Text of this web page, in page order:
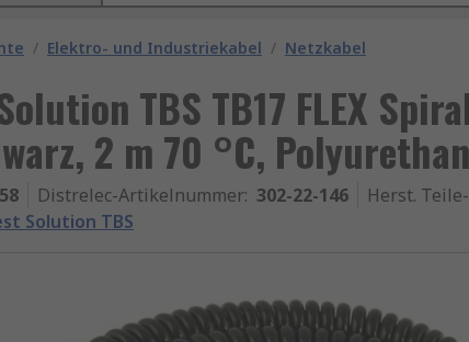
/ Elektro- und Industriekabel / Netzkabel
TBS TB17 FLEX
2 m 70 °C, Polyurethan
Distrelec-Artikelnummer: 302-22-146 Herst.
Solution TBS